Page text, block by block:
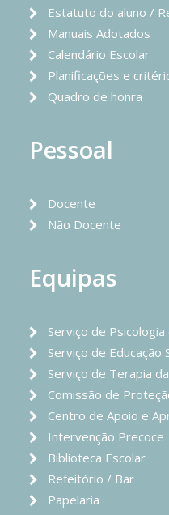
Estatuto do aluno /
Manuais Adotados
Calendário Escolar
Planificações e
Quadro de honra
Pessoal
Docente
Não Docente
Equipas
Serviço de
Serviço de Educação
Serviço de Terapia
Comissão de
Centro de Apoio e
Intervenção Precoce
Biblioteca Escolar
Refeitório / Bar
Papelaria